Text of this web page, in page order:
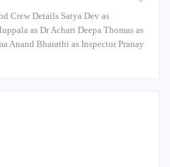
Crew Details Satya Dev as
as Dr Achari Deepa Thomas as
Anand Bharathi as Inspector Pranay